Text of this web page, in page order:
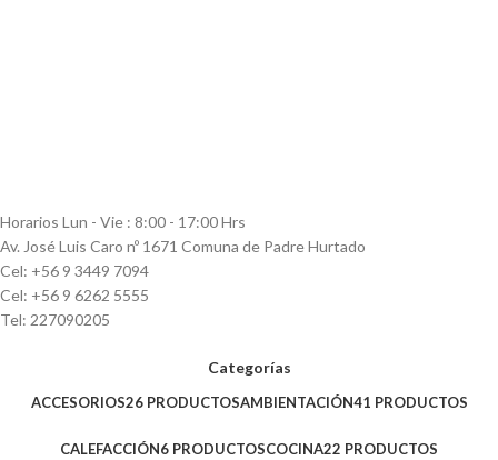
Horarios Lun - Vie : 8:00 - 17:00 Hrs
Av. José Luis Caro nº 1671 Comuna de Padre Hurtado
Cel: +56 9 3449 7094
Cel: +56 9 6262 5555
Tel: 227090205
Categorías
ACCESORIOS26 PRODUCTOSAMBIENTACIÓN41 PRODUCTOS
CALEFACCIÓN6 PRODUCTOSCOCINA22 PRODUCTOS